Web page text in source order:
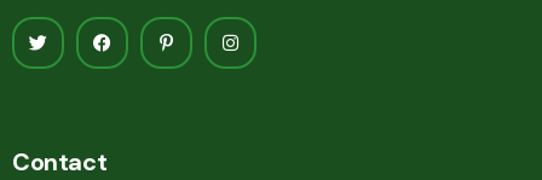
Contact